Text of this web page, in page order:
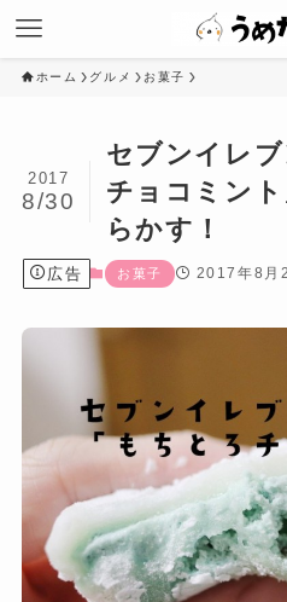
ホーム グルメ お菓子
セブンイレ
チョコミン
らかす！
2017
8/30
広告 お菓子 2017年8月